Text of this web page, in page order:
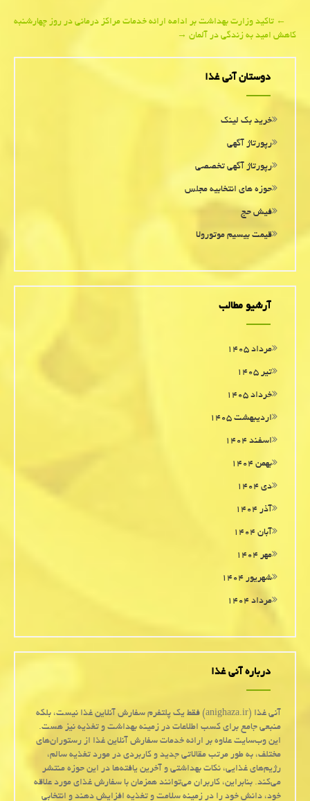
Post
navigation
←تاکید وزارت بهداشت بر ادامه ارائه خدمات مراکز درمانی در روز چهارشنبه
کاهش امید به زندگی در آلمان→
دوستان آنی غذا
خرید بک لینک
رپورتاژ آگهی
رپورتاژ آگهی تخصصی
حوزه های انتخابیه مجلس
فیش حج
قیمت بیسیم موتورولا
آرشیو مطالب
مرداد ۱۴۰۵
تیر ۱۴۰۵
خرداد ۱۴۰۵
اردیبهشت ۱۴۰۵
اسفند ۱۴۰۴
بهمن ۱۴۰۴
دی ۱۴۰۴
آذر ۱۴۰۴
آبان ۱۴۰۴
مهر ۱۴۰۴
شهریور ۱۴۰۴
مرداد ۱۴۰۴
درباره آنی غذا
آنی غذا (anighaza.ir) فقط یک پلتفرم سفارش آنلاین غذا نیست، بلکه
منبعی جامع برای کسب اطلاعات در زمینه بهداشت و تغذیه نیز هست.
این وب‌سایت علاوه بر ارائه خدمات سفارش آنلاین غذا از رستوران‌های
مختلف، به طور مرتب مقالاتی جدید و کاربردی در مورد تغذیه سالم،
رژیم‌های غذایی، نکات بهداشتی و آخرین یافته‌ها در این حوزه منتشر
می‌کند. بنابراین، کاربران می‌توانند همزمان با سفارش غذای مورد علاقه
خود، دانش خود را در زمینه سلامت و تغذیه افزایش دهند و انتخابی